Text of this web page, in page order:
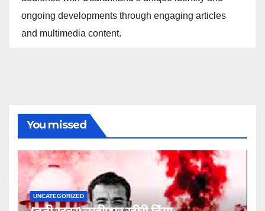
ongoing developments through engaging articles
and multimedia content.
You missed
UNCATEGORIZED